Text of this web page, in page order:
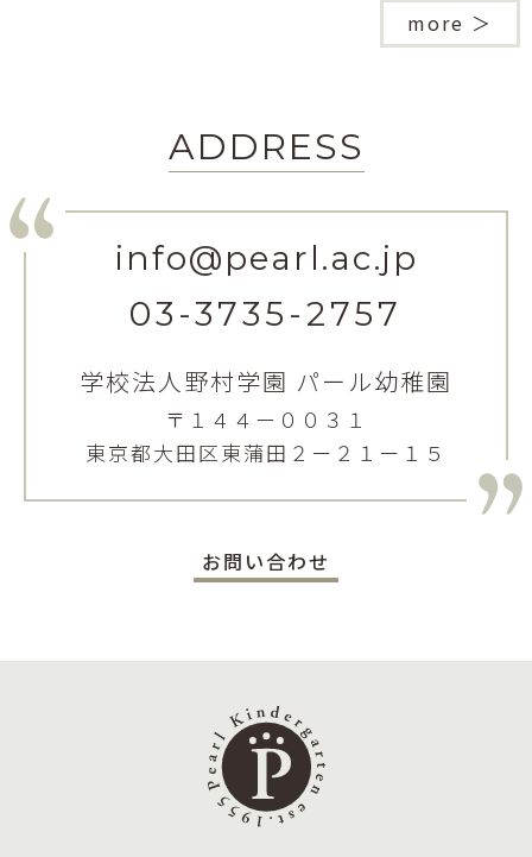
more ＞
ADDRESS
info@pearl.ac.jp
03-3735-2757
学校法人野村学園 パール幼稚園
〒１４４ー００３１
東京都大田区東蒲田２ー２１ー１５
お問い合わせ